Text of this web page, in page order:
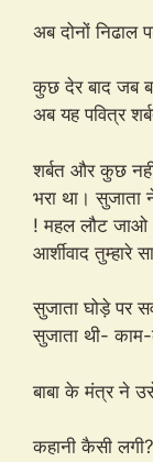
अब दोनों निढाल
कुछ देर बाद जब
अब यह पवित्र
शर्बत और कुछ
भरा था। सुजाता
! महल लौट जाओ
आर्शीवाद तुम्हारे
सुजाता घोड़े पर
सुजाता थी-
बाबा के मंत्र ने
कहानी कैसी